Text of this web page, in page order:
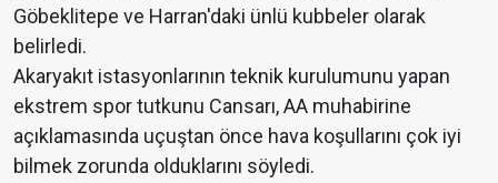
Göbeklitepe ve Harran'daki ünlü kubbeler olarak
belirledi.
Akaryakıt istasyonlarının teknik kurulumunu yapan
ekstrem spor tutkunu Cansarı, AA muhabirine
açıklamasında uçuştan önce hava koşullarını çok iyi
bilmek zorunda olduklarını söyledi.